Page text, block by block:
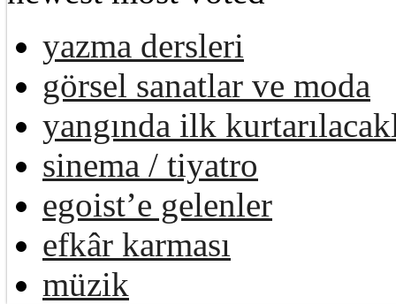
yazma dersleri
görsel sanatlar ve moda
yangında ilk
sinema / tiyatro
egoist’e gelenler
efkâr karması
müzik